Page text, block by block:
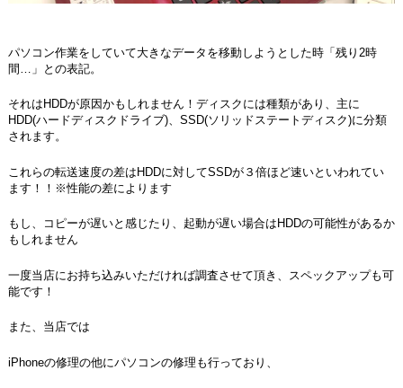
パソコン作業をしていて大きなデータを移動しようとした時「残り2時
間…」との表記。
それはHDDが原因かもしれません！ディスクには種類があり、主に
HDD(ハードディスクドライブ)、SSD(ソリッドステートディスク)に分類
されます。
これらの転送速度の差はHDDに対してSSDが３倍ほど速いといわれてい
ます！！※性能の差によります
もし、コピーが遅いと感じたり、起動が遅い場合はHDDの可能性があるか
もしれません
一度当店にお持ち込みいただければ調査させて頂き、スペックアップも可
能です！
また、当店では
iPhoneの修理の他にパソコンの修理も行っており、